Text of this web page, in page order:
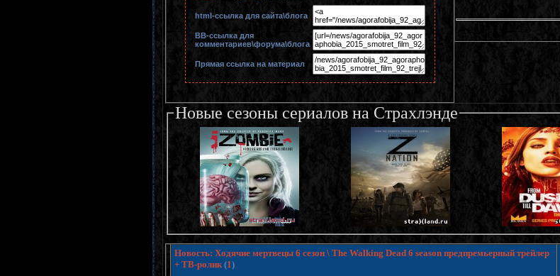
html-cсылка для сайта\блога
BB-cсылка для
комментариев\форума\блога
Прямая ссылка на материал
Новые сезоны сериалов на Страхлэнде
Новость: Ходячие мертвецы 6 сезон \ The Walking Dead 6 season предпремьерный трейлер
+ ТВ-ролик (1)